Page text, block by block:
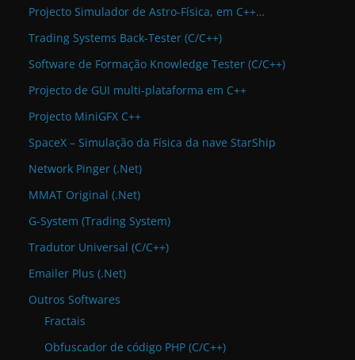
Projecto Simulador de Astro-Física, em C++…
Trading Systems Back-Tester (C/C++)
Software de Formação Knowledge Tester (C/C++)
Projecto de GUI multi-plataforma em C++
Projecto MiniGFX C++
SpaceX – Simulação da Física da nave StarShip
Network Pinger (.Net)
MMAT Original (.Net)
G-System (Trading System)
Tradutor Universal (C/C++)
Emailer Plus (.Net)
Outros Softwares
Fractais
Obfuscador de código PHP (C/C++)